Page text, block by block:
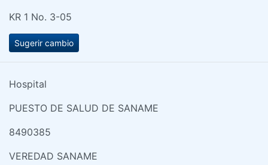
KR 1 No. 3-05
Sugerir cambio
Hospital
PUESTO DE SALUD DE SANAME
8490385
VEREDAD SANAME